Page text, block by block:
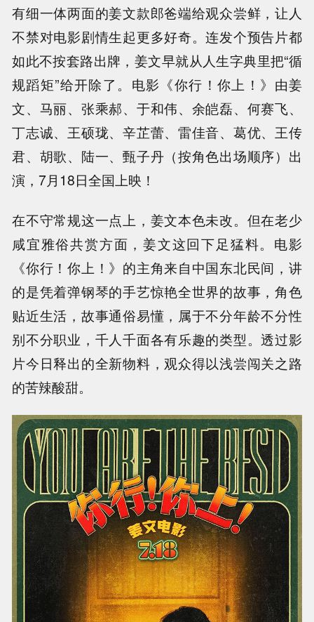
有细一体两面的姜文款郎爸端给观众尝鲜，让人
不禁对电影剧情生起更多好奇。连发个预告片都
如此不按套路出牌，姜文早就从人生字典里把“循
规蹈矩”给开除了。电影《你行！你上！》由姜
文、马丽、张乘郝、于和伟、余皑磊、何赛飞、
丁志诚、王硕珑、辛芷蕾、雷佳音、葛优、王传
君、胡歌、陆一、甄子丹（按角色出场顺序）出
演，7月18日全国上映！
在不守常规这一点上，姜文本色未改。但在老少
咸宜雅俗共赏方面，姜文这回下足猛料。电影
《你行！你上！》的主角来自中国东北民间，讲
的是凭着弹钢琴的手艺惊艳全世界的故事，角色
贴近生活，故事通俗易懂，属于不分年龄不分性
别不分职业，千人千面各有乐趣的类型。透过影
片今日释出的全新物料，观众得以浅尝闯关之路
的苦辣酸甜。